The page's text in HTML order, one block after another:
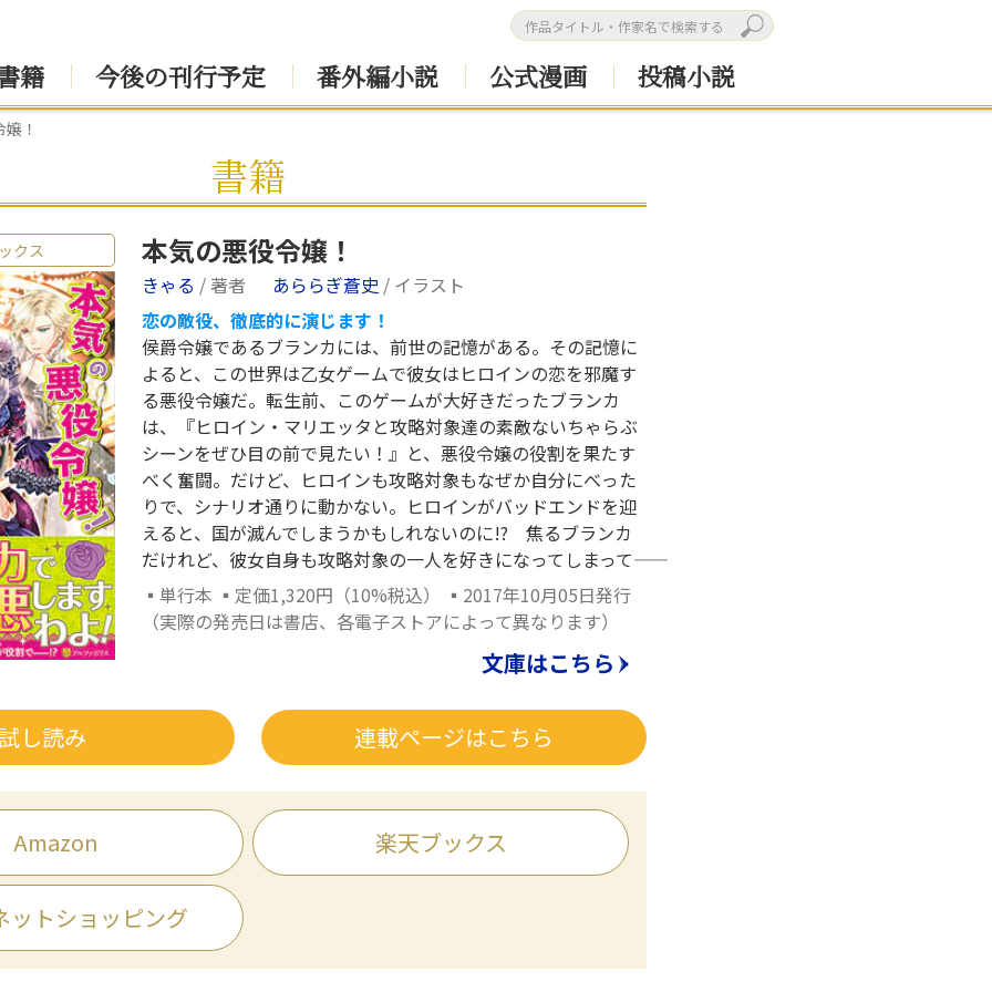
籍 今後の刊行予定 番外編小説 公式漫画 投稿小説
！
書籍
クス 本気の悪役令嬢！
きゃる / 著者 あららぎ蒼史 / イラスト
恋の敵役、徹底的に演じます！
侯爵令嬢であるブランカには、前世の記憶がある。その記憶に
よると、この世界は乙女ゲームで彼女はヒロインの恋を邪魔す
る悪役令嬢だ。転生前、このゲームが大好きだったブランカ
は、『ヒロイン・マリエッタと攻略対象達の素敵ないちゃらぶ
シーンをぜひ目の前で見たい！』と、悪役令嬢の役割を果たす
べく奮闘。だけど、ヒロインも攻略対象もなぜか自分にべった
りで、シナリオ通りに動かない。ヒロインがバッドエンドを迎
えると、国が滅んでしまうかもしれないのに!? 焦るブランカ
だけれど、彼女自身も攻略対象の一人を好きになってしまって――
▪単行本 ▪定価1,320円（10%税込） ▪2017年10月05日発行
（実際の発売日は書店、各電子ストアによって異なります）
文庫はこちら
し読み 連載ページはこちら
Amazon 楽天ブックス
ットショッピング